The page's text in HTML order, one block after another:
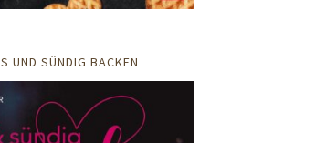
UND SÜNDIG BACKEN